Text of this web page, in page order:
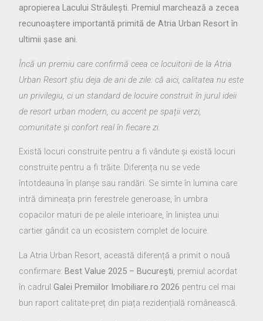
apropierea Lacului Străulești. Premiul marchează a zecea
recunoaștere importantă primită de Atria Urban Resort în
ultimii șase ani.
Încă un premiu care confirmă ceea ce locuitorii de la Atria
Urban Resort știu deja de ani de zile: că aici, calitatea nu este
un privilegiu, ci un standard de locuire construit în jurul ideii
de resort urban modern, cu accent pe spații verzi,
comunitate și confort realîn fiecare zi.
Există locuri construite pentru a fi vândute și există locuri
construite pentru a fi trăite. Diferența nu se vede
întotdeauna în planșe sau randări. Se simte în lumina care
intră dimineața prin ferestrele generoase, în umbra
copacilor maturi de pe aleile interioare, în liniștea unui
cartier gândit ca un ecosistem complet de locuire.
La Atria Urban Resort, această diferență a primit o nouă
confirmare:Best Value 2025 – București, premiul acordat
în cadrulGalei Premiilor Imobiliare.ro 2026 pentru cel mai
bun raport calitate-preț din piața rezidențială românească.